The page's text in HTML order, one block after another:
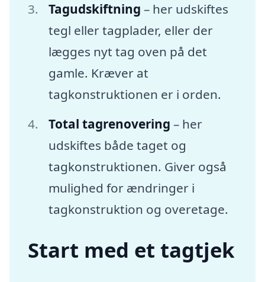
Tagudskiftning – her udskiftes
tegl eller tagplader, eller der
lægges nyt tag oven på det
gamle. Kræver at
tagkonstruktionen er i orden.
Total tagrenovering – her
udskiftes både taget og
tagkonstruktionen. Giver også
mulighed for ændringer i
tagkonstruktion og overetage.
Start med et tagtjek